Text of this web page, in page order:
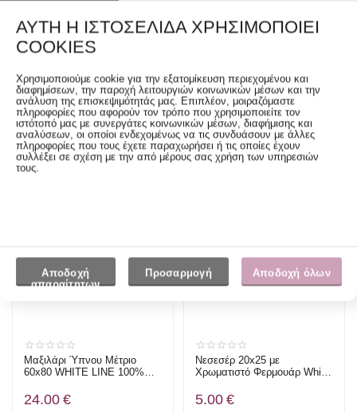
Νεσεσέρ 22x28 Ζακάρ White
Line Εκρού
9.00 €
Χειροποίητο Κομοδίνο
63x54x41 Vintage Old White
350.00 €
Μαξιλάρι Ύπνου Μέτριο
60x80 WHITE LINE 100%
24.00 €
Νεσεσέρ 20x25 με
Χρωματιστό Φερμουάρ White
5.00 €
ΑΥΤΉ Η ΙΣΤΟΣΕΛΊΔΑ ΧΡΗΣΙΜΟΠΟΙΕΊ
COOKIES
Χρησιμοποιούμε cookie για την εξατομίκευση περιεχομένου και
διαφημίσεων, την παροχή λειτουργιών κοινωνικών μέσων και την
ανάλυση της επισκεψιμότητάς μας. Επιπλέον, μοιραζόμαστε
πληροφορίες που αφορούν τον τρόπο που χρησιμοποιείτε τον
ιστότοπό μας με συνεργάτες κοινωνικών μέσων, διαφήμισης και
αναλύσεων, οι οποίοι ενδεχομένως να τις συνδυάσουν με άλλες
πληροφορίες που τους έχετε παραχωρήσει ή τις οποίες έχουν
συλλέξει σε σχέση με την από μέρους σας χρήση των υπηρεσιών
τους.
Αποδοχή
απαραίτητων
Προσαρμογή Αποδοχή όλων